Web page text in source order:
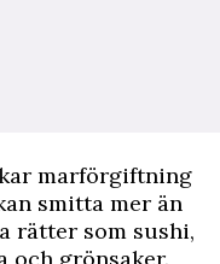
marförgiftning
smitta mer än
rätter som sushi,